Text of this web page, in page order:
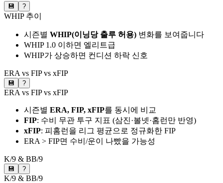
💾 ?
WHIP 추이
시즌별 WHIP(이닝당 출루 허용) 변화를 보여줍니다
WHIP 1.0 이하면 엘리트급
WHIP가 상승하면 컨디션 하락 신호
ERA vs FIP vs xFIP
💾 ?
ERA vs FIP vs xFIP
시즌별 ERA, FIP, xFIP를 동시에 비교
FIP: 수비 무관 투구 지표 (삼진·볼넷·홈런만 반영)
xFIP: 피홈런을 리그 평균으로 정규화한 FIP
ERA > FIP면 수비/운이 나빴을 가능성
K/9 & BB/9
💾 ?
K/9 & BB/9